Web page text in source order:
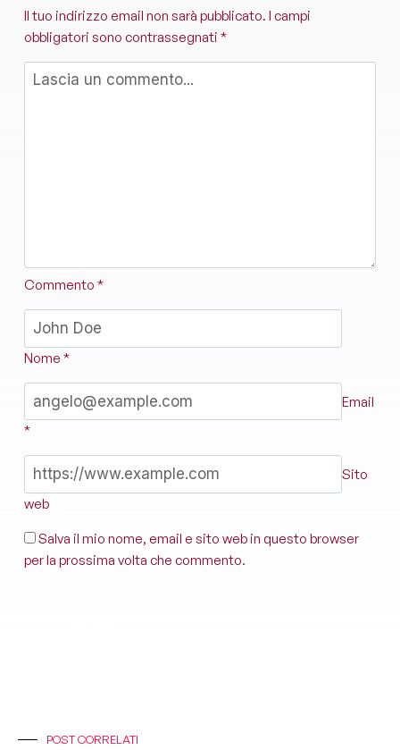
Il tuo indirizzo email non sarà pubblicato. I campi
obbligatori sono contrassegnati *
Commento *
Nome *
Email
*
Sito
web
Salva il mio nome, email e sito web in questo browser
per la prossima volta che commento.
POST CORRELATI